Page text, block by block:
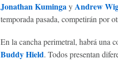
Jonathan KumingayAndrew
temporada pasada, competirán por
En la cancha perimetral, habrá una
Buddy Hield. Todos presentan